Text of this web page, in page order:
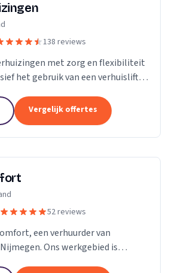
138 reviews
met zorg en flexibiliteit
het gebruik van een verhuislift
Vergelijk offertes
52 reviews
een verhuurder van
Ons werkgebied is